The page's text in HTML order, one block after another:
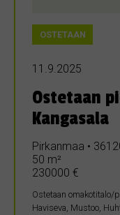
OSTETAAN
11.9.2025
Ostetaan
Kangasala
Pirkanmaa •
50 m²
230000 €
Ostetaan omakotitalo/
Haviseva, Mustoo,